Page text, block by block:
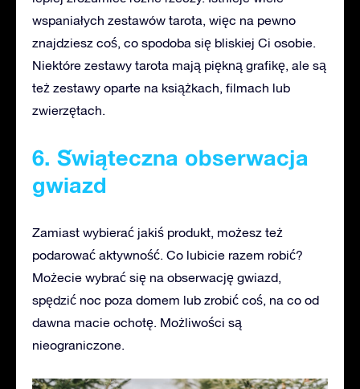
wspaniałych zestawów tarota, więc na pewno
znajdziesz coś, co spodoba się bliskiej Ci osobie.
Niektóre zestawy tarota mają piękną grafikę, ale są
też zestawy oparte na książkach, filmach lub
zwierzętach.
6. Świąteczna obserwacja
gwiazd
Zamiast wybierać jakiś produkt, możesz też
podarować aktywność. Co lubicie razem robić?
Możecie wybrać się na obserwację gwiazd,
spędzić noc poza domem lub zrobić coś, na co od
dawna macie ochotę. Możliwości są
nieograniczone.